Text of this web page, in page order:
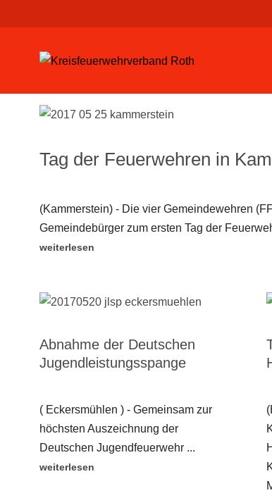
Tag der Feuerwehren in
(Kammerstein) - Die vier Gemeindewehren
Gemeindebürger zum ersten Tag der
weiterlesen
Abnahme der Deutschen
Jugendleistungsspange
( Eckersmühlen ) - Gemeinsam zur
höchsten Auszeichnung der
Deutschen Jugendfeuerwehr ...
weiterlesen